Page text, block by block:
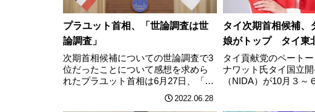
プラユット首相、「世論調査は世
論調査」
次期首相候補についての世論調査で3
位だったことについて感想を求めら
れたプラユット首相は6月27日、「世
論調査は世論調査。行動は調査結果
より雄弁だ」と一蹴した。タイ国立
2022.06.28
タイ次期首相候補、
娘がトップ タイ東
タイ貢献党のペート
ナワット氏タイ国立
（NIDA）が10月３～
部に住む18歳以上の
実施した電話調査で